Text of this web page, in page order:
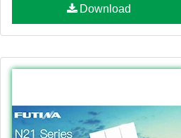
Download